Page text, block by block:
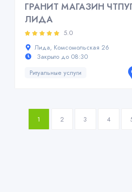
ГРАНИТ МАГАЗИН
ЛИДА
5.0
Лида, Комсомольская 26
Закрыто до 08:30
Ритуальные услуги
1 2 3 4